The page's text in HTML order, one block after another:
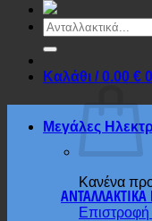
Αναζήτηση
για:
Καλάθι /0.00 € 0
Κανένα
Επιστροφή
Μεγάλες
ΑΝΤΑΛΛΑΚΤΙΚΑ